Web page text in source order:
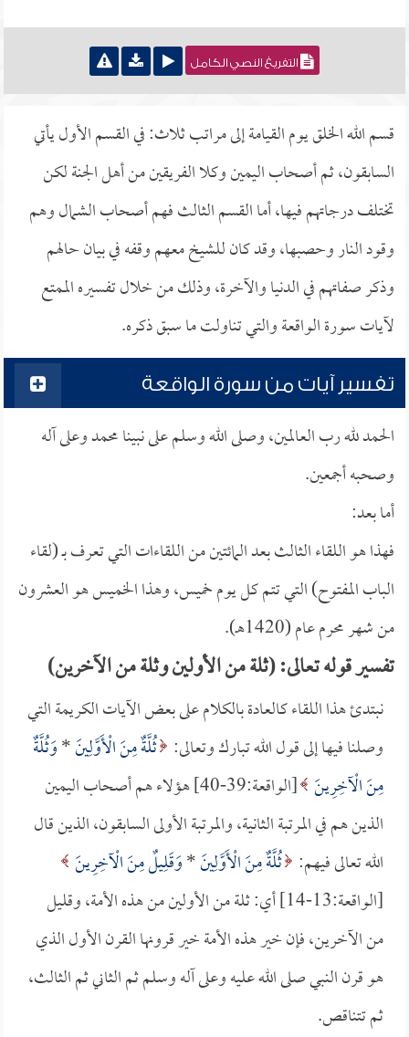
التفريغ النصي الكامل
قسم الله الخلق يوم القيامة إلى مراتب ثلاث: في القسم الأول يأتي
السابقون، ثم أصحاب اليمين وكلا الفريقين من أهل الجنة لكن
تختلف درجاتهم فيها، أما القسم الثالث فهم أصحاب الشمال وهم
وقود النار وحصبها، وقد كان للشيخ معهم وقفه في بيان حالهم
وذكر صفاتهم في الدنيا والآخرة، وذلك من خلال تفسيره الممتع
لآيات سورة الواقعة والتي تناولت ما سبق ذكره.
تفسير آيات من سورة الواقعة
الحمد لله رب العالمين، وصلى الله وسلم على نبينا محمد وعلى آله
وصحبه أجمعين.
أما بعد:
فهذا هو اللقاء الثالث بعد المائتين من اللقاءات التي تعرف بـ (لقاء
الباب المفتوح) التي تتم كل يوم خميس، وهذا الخميس هو العشرون
من شهر محرم عام (1420هـ).
تفسير قوله تعالى: (ثلة من الأولين وثلة من الآخرين)
نبتدئ هذا اللقاء كالعادة بالكلام على بعض الآيات الكريمة التي
وصلنا فيها إلى قول الله تبارك وتعالى: ثُلَّةٌ مِنَ الْأَوَّلِينَ*وَثُلَّةٌ
مِنَ الْآخِرِينَ
[الواقعة:39-40] هؤلاء هم أصحاب اليمين
الذين هم في المرتبة الثانية، والمرتبة الأولى السابقون، الذين قال
الله تعالى فيهم: ثُلَّةٌ مِنَ الْأَوَّلِينَ*وَقَلِيلٌ مِنَ الْآخِرِينَ
[الواقعة:13-14] أي: ثلة من الأولين من هذه الأمة، وقليل
من الآخرين، فإن خير هذه الأمة خير قرونها القرن الأول الذي
هو قرن النبي صلى الله عليه وعلى آله وسلم ثم الثاني ثم الثالث،
ثم تتناقص.